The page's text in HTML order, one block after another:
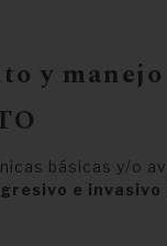
y
básicas y/o
e invasivo